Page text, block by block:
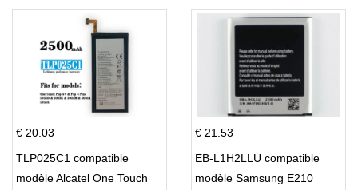
€ 20.03
TLP025C1 compatible
modèle Alcatel One Touch
€ 21.53
EB-L1H2LLU compatible
modèle Samsung E210